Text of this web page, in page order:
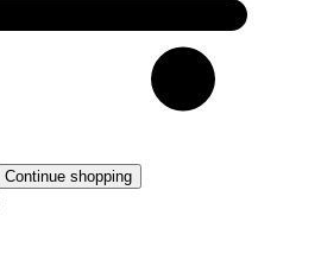
Continue shopping